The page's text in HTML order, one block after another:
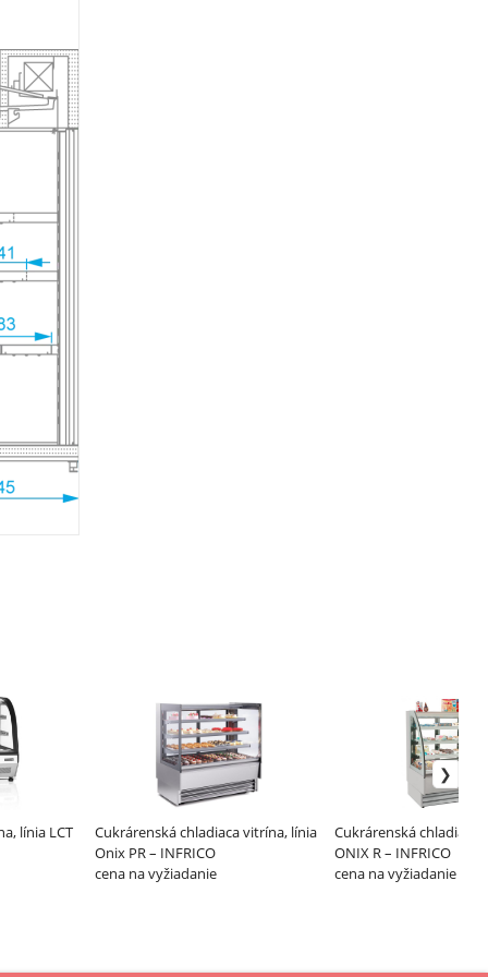
línia LCT
Cukrárenská chladiaca vitrína, línia
Onix PR – INFRICO
cena na vyžiadanie
Cukrárenská chladiaca
ONIX R – INFRICO
cena na vyžiadanie